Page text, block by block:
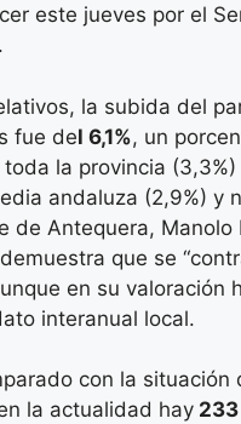
este jueves por el
la subida del
fue del 6,1%, un
la provincia
andaluza (2,9%) y
de Antequera, Manolo
que se
en su valoración
interanual local.
con la situación
la actualidad hay